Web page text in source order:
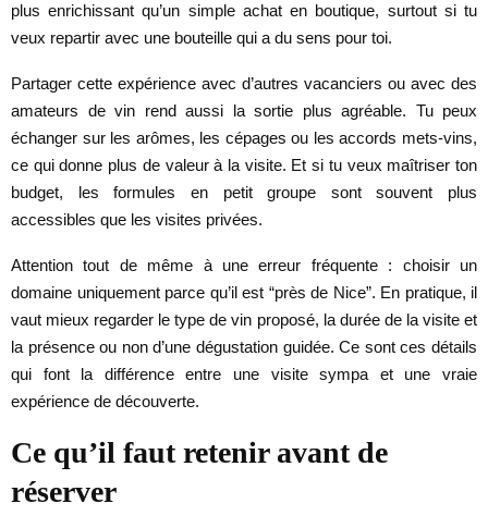
plus enrichissant qu’un simple achat en boutique, surtout si tu
veux repartir avec une bouteille qui a du sens pour toi.
Partager cette expérience avec d’autres vacanciers ou avec des
amateurs de vin rend aussi la sortie plus agréable. Tu peux
échanger sur les arômes, les cépages ou les accords mets-vins,
ce qui donne plus de valeur à la visite. Et si tu veux maîtriser ton
budget, les formules en petit groupe sont souvent plus
accessibles que les visites privées.
Attention tout de même à une erreur fréquente : choisir un
domaine uniquement parce qu’il est “près de Nice”. En pratique, il
vaut mieux regarder le type de vin proposé, la durée de la visite et
la présence ou non d’une dégustation guidée. Ce sont ces détails
qui font la différence entre une visite sympa et une vraie
expérience de découverte.
Ce qu’il faut retenir avant de
réserver